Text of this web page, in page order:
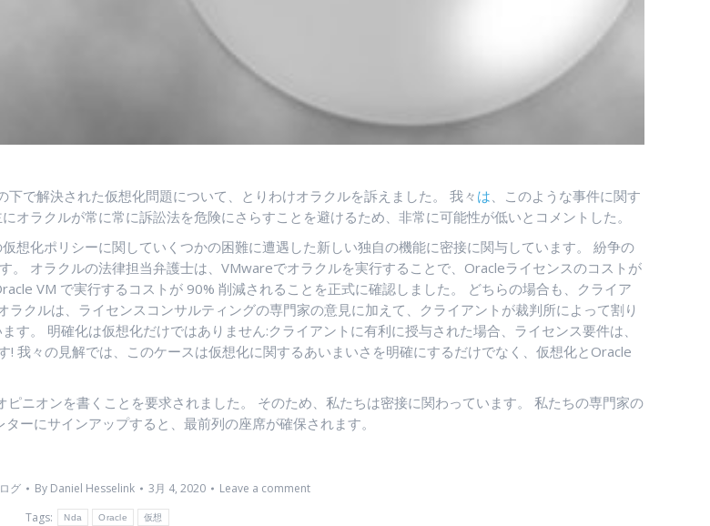
下で解決された仮想化問題について、とりわけオラクルを訴えました。 我々 は、このような事件に関す
オラクルが常に常に訴訟法を危険にさらすことを避けるため、非常に可能性が低いとコメントした。
想化ポリシーに関していくつかの困難に遭遇した新しい独自の機能に密接に関与しています。 紛争の
オラクルの法律担当弁護士は、VMwareでオラクルを実行することで、Oracleライセンスのコストが
VM で実行するコストが 90% 削減されることを正式に確認しました。 どちらの場合も、クライア
クルは、ライセンスコンサルティングの専門家の意見に加えて、クライアントが裁判所によって割り
。 明確化は仮想化だけではありません:クライアントに有利に授与された場合、ライセンス要件は、
! 我々の見解では、このケースは仮想化に関するあいまいさを明確にするだけでなく、仮想化とOracle
ニオンを書くことを要求されました。 そのため、私たちは密接に関わっています。 私たちの専門家の
ーにサインアップすると、最前列の座席が確保されます。
グ By Daniel Hesselink 3月 4, 2020
Leave a comment
Tags:
Nda Oracle 仮想